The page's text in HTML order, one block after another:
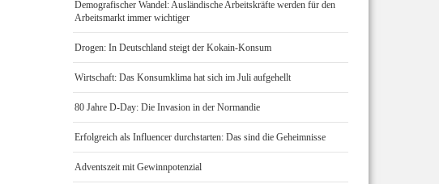
Demografischer Wandel: Ausländische Arbeitskräfte werden für den
Arbeitsmarkt immer wichtiger
Drogen: In Deutschland steigt der Kokain-Konsum
Wirtschaft: Das Konsumklima hat sich im Juli aufgehellt
80 Jahre D-Day: Die Invasion in der Normandie
Erfolgreich als Influencer durchstarten: Das sind die Geheimnisse
Adventszeit mit Gewinnpotenzial